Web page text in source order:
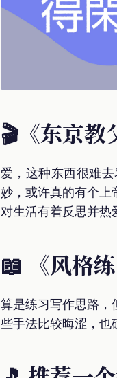
🎬《东京教
爱，这种东西很难
妙，或许真的有个上
对生活有着反思并热
📖 《风格练
算是练习写作思路
些手法比较晦涩，也